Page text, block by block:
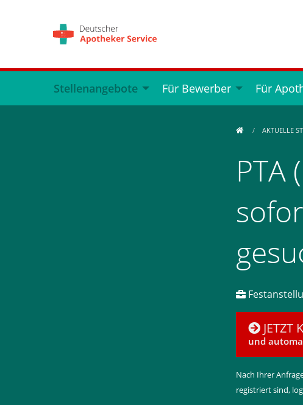
Stellenangebote Für Bewerber Für
AKTUELLE
PTA
JETZT
und
Nach Ihrer
registriert sind,